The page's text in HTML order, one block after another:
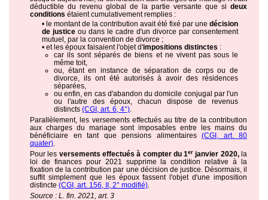
déductible du revenu global de la partie versante que si deux
conditions étaient cumulativement remplies :
• le montant de la contribution avait été fixé par une décision
de justice ou dans le cadre d'un divorce par consentement
mutuel, par la convention de divorce ;
• et les époux faisaient l'objet d'impositions distinctes :
car ils sont séparés de biens et ne vivent pas sous le
même toit,
ou, étant en instance de séparation de corps ou de
divorce, ils ont été autorisés à avoir des résidences
séparées,
ou enfin, en cas d'abandon du domicile conjugal par l'un
ou l'autre des époux, chacun dispose de revenus
distincts (CGI, art. 6, 4°).
Parallèlement, les versements effectués au titre de la contribution
aux charges du mariage sont imposables entre les mains du
bénéficiaire en tant que pensions alimentaires (CGI, art. 80
quater).
Pour les versements effectués à compter du 1er janvier 2020,la
loi de finances pour 2021 supprime la condition relative à la
fixation de la contribution par une décision de justice. Désormais, il
suffit simplement que les époux fassent l'objet d'une imposition
distincte (CGI, art. 156, II, 2° modifié).
Source : L. fin. 2021, art. 3